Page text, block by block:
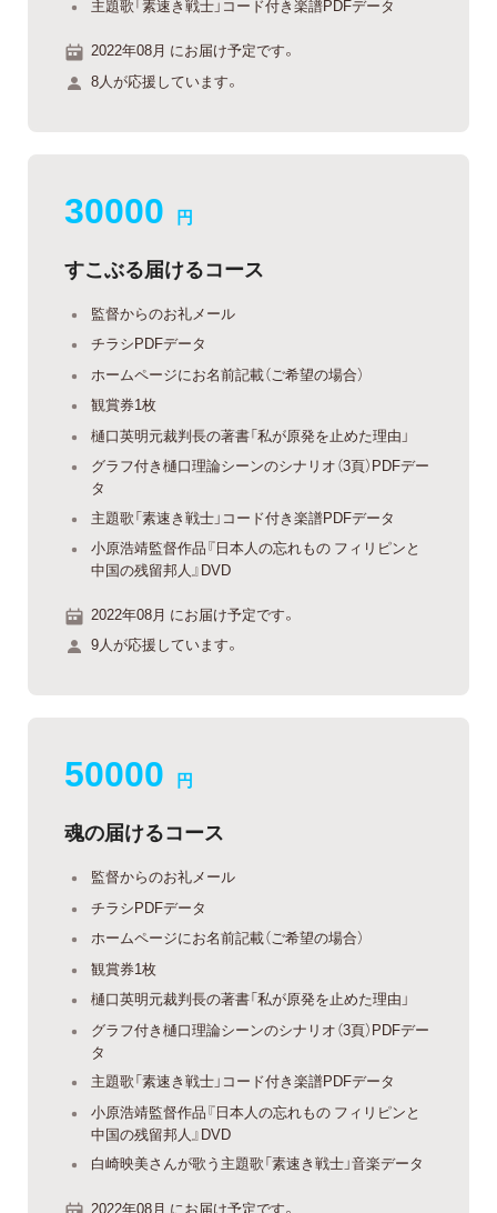
主題歌「素速き戦士」コード付き楽譜PDFデータ
2022年08月 にお届け予定です。
8人が応援しています。
30000 円
すこぶる届けるコース
監督からのお礼メール
チラシPDFデータ
ホームページにお名前記載（ご希望の場合）
観賞券1枚
樋口英明元裁判長の著書「私が原発を止めた理由」
グラフ付き樋口理論シーンのシナリオ（3頁）PDFデー
タ
主題歌「素速き戦士」コード付き楽譜PDFデータ
小原浩靖監督作品『日本人の忘れもの フィリピンと
中国の残留邦人』DVD
2022年08月 にお届け予定です。
9人が応援しています。
50000 円
魂の届けるコース
監督からのお礼メール
チラシPDFデータ
ホームページにお名前記載（ご希望の場合）
観賞券1枚
樋口英明元裁判長の著書「私が原発を止めた理由」
グラフ付き樋口理論シーンのシナリオ（3頁）PDFデー
タ
主題歌「素速き戦士」コード付き楽譜PDFデータ
小原浩靖監督作品『日本人の忘れもの フィリピンと
中国の残留邦人』DVD
白崎映美さんが歌う主題歌「素速き戦士」音楽データ
2022年08月 にお届け予定です。